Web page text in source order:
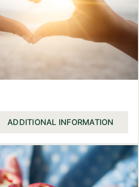
ADDITIONAL INFORMATION